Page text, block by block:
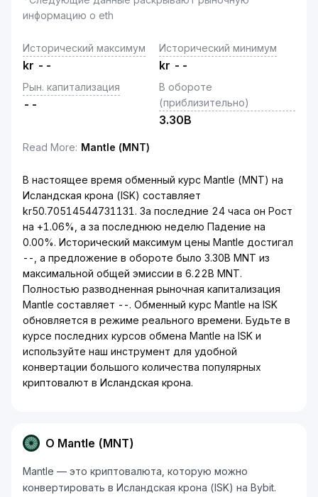
информацию о eth
Исторический максимум
kr --
Исторический минимум
kr --
Рын. капитализация
--
В обороте
(приблизительно)
3.30B
Read More: Mantle (MNT)
В настоящее время обменный курс Mantle (MNT) на
Исландская крона (ISK) составляет
kr50.70514544731131. За последние 24 часа он Рост
на +1.06%, а за последнюю неделю Падение на
0.00%. Исторический максимум цены Mantle достигал
--, а предложение в обороте было 3.30B MNT из
максимальной общей эмиссии в 6.22B MNT.
Полностью разводненная рыночная капитализация
Mantle составляет --. Обменный курс Mantle на ISK
обновляется в режиме реального времени. Будьте в
курсе последних курсов обмена Mantle на ISK и
используйте наш инструмент для удобной
конвертации большого количества популярных
криптовалют в Исландская крона.
О Mantle (MNT)
Mantle — это криптовалюта, которую можно
конвертировать в Исландская крона (ISK) на Bybit.